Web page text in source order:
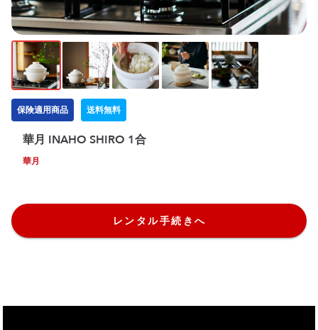
保険適用商品 送料無料
華月 INAHO SHIRO 1合
華月
レンタル手続きへ